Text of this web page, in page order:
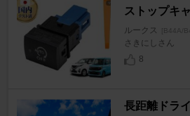
ストップキ
ルークス [B44A/
さきにしさん
8
長距離ドラ